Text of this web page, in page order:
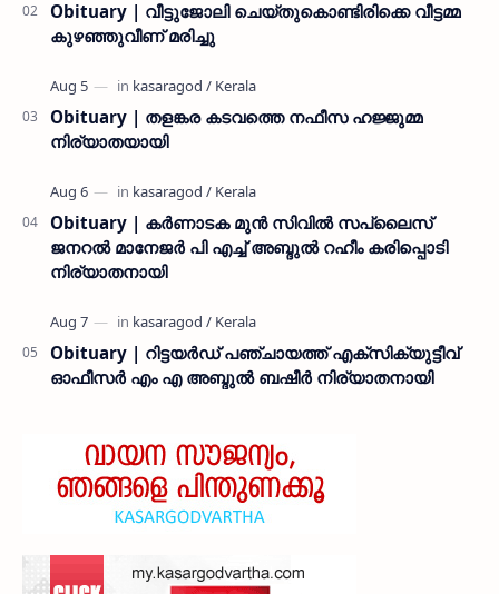
Obituary | വീട്ടുജോലി ചെയ്തുകൊണ്ടിരിക്കെ വീട്ടമ്മ
കുഴഞ്ഞുവീണ് മരിച്ചു
Obituary | തളങ്കര കടവത്തെ നഫീസ ഹജ്ജുമ്മ
നിര്യാതയായി
Obituary | കർണാടക മുൻ സിവില്‍ സപ്ലൈസ്
ജനറൽ മാനേജർ പി എച്ച് അബ്ദുൽ റഹീം കരിപ്പൊടി
നിര്യാതനായി
Obituary | റിട്ടയർഡ് പഞ്ചായത്ത് എക്സിക്യുട്ടീവ്
ഓഫീസർ എം എ അബ്ദുൽ ബഷീർ നിര്യാതനായി